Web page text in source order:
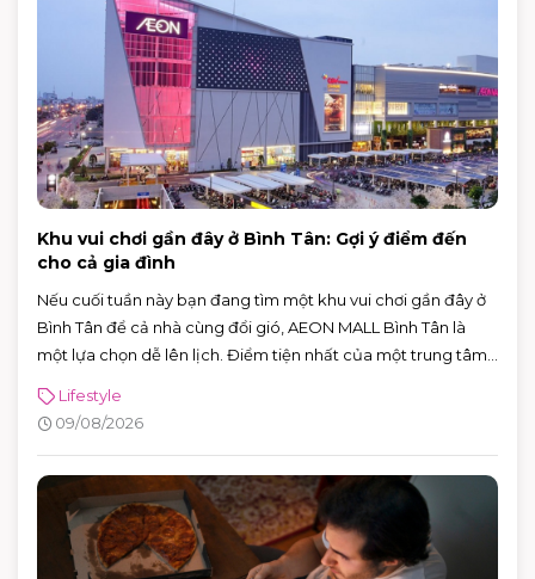
Khu vui chơi gần đây ở Bình Tân: Gợi ý điểm đến
cho cả gia đình
Nếu cuối tuần này bạn đang tìm một khu vui chơi gần đây ở
Bình Tân để cả nhà cùng đổi gió, AEON MALL Bình Tân là
một lựa chọn dễ lên lịch. Điểm tiện nhất của một trung tâm
em có khu vui chơi trong nhà, người lớn có thể xem phim, ăn
uống, mua sắm hoặc ngồi cà phê nghỉ chân. Chỉ cần sắp
không bị quá tải.
Lifestyle
09/08/2026